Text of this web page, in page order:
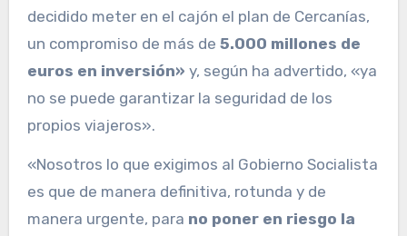
decidido meter en el cajón el plan de Cercanías,
un compromiso de más de 5.000 millones de
euros en inversión» y, según ha advertido, «ya
no se puede garantizar la seguridad de los
propios viajeros».
«Nosotros lo que exigimos al Gobierno Socialista
es que de manera definitiva, rotunda y de
manera urgente, para no poner en riesgo la